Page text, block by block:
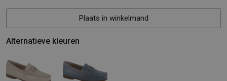
Plaats in winkelmand
Alternatieve kleuren